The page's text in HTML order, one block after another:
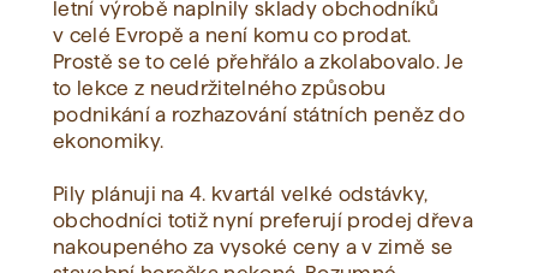
letní výrobě naplnily sklady obchodníků
v celé Evropě a není komu co prodat.
Prostě se to celé přehřálo a zkolabovalo. Je
to lekce z neudržitelného způsobu
podnikání a rozhazování státních peněz do
ekonomiky.
Pily plánuji na 4. kvartál velké odstávky,
obchodníci totiž nyní preferují prodej dřeva
nakoupeného za vysoké ceny a v zimě se